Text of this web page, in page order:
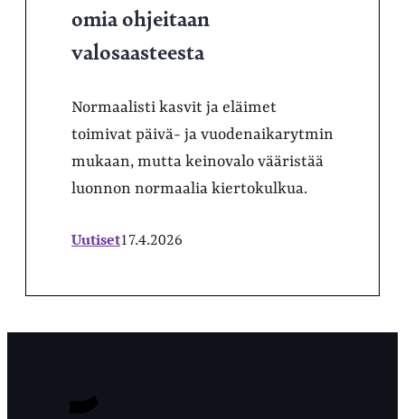
omia ohjeitaan
valosaasteesta
Normaalisti kasvit ja eläimet
toimivat päivä- ja vuodenaikarytmin
mukaan, mutta keinovalo vääristää
luonnon normaalia kiertokulkua.
Uutiset17.4.2026